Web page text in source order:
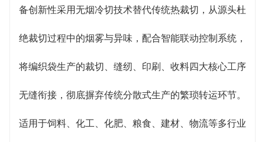
3. 精准联动控制，品质稳定可控：搭载工业级
PLC中央控制系统，联动CCD视觉定位、伺服送料及
智能张力调节模块，实现各工序参数实时同步。印刷
套印精准，图案清晰不掉色；缝纫线迹均匀紧密，断
线、浮线自动报警；收料采用分层整齐码放设计，成
备创新性采用无烟冷切技术替代传统热裁切，从源头杜
绝裁切过程中的烟雾与异味，配合智能联动控制系统，
将编织袋生产的裁切、缝纫、印刷、收料四大核心工序
无缝衔接，彻底摒弃传统分散式生产的繁琐转运环节。
适用于饲料、化工、化肥、粮食、建材、物流等多行业